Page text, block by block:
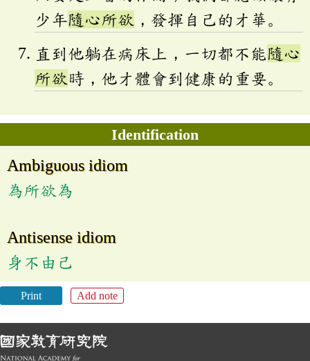
少年隨心所欲 ，發揮自己的才華。
直到他躺在病床上，一切都不能隨心
所欲 時，他才體會到健康的重要。
Identification
Ambiguous idiom
為所欲為
Antisense idiom
身不由己
Print Add note